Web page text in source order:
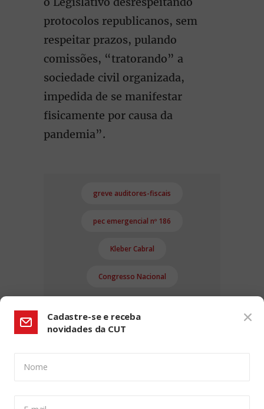
protocolos republicanos, sem
respeitar prazos, pulando
comissões, “tratorando” a
sociedade civil organizada,
impedida de se manifestar
fisicamente por causa da
pandemia”.
greve auditores-fiscais
pec emergencial nº 186
Kleber Cabral
Congresso Nacional
Cadastre-se e receba
novidades da CUT
Nome